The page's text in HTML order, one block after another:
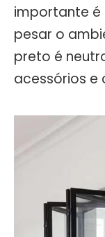
importante é
pesar o
preto é
acessórios e